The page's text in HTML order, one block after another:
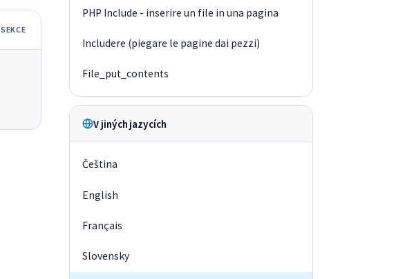
SEKCE
PHP Include - inserire un file in una pagina
Includere (piegare le pagine dai pezzi)
File_put_contents
V jiných jazycích
Čeština
English
Français
Slovensky